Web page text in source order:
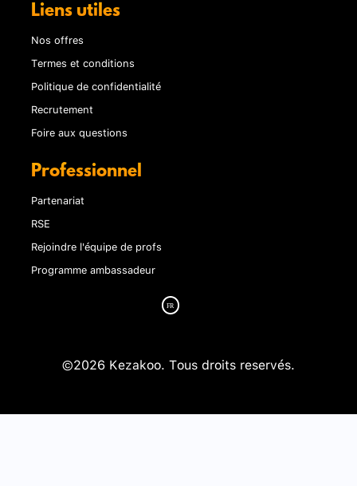
Liens utiles
Nos offres
Termes et conditions
Politique de confidentialité
Recrutement
Foire aux questions
Professionnel
Partenariat
RSE
Rejoindre l'équipe de profs
Programme ambassadeur
©2026 Kezakoo. Tous droits reservés.